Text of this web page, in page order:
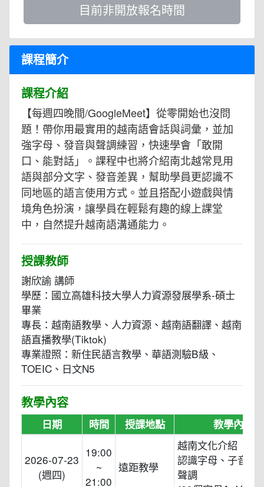
目前非開放報名時間
課程簡介
課程介紹
【每週四晚間/GoogleMeet】從零開始也沒問
題！帶你用最實用的越南語會話與詞彙，並加
強字母、發音與聲調練習，快速學會「敢開
口、能對話」。課程中也將介紹南北越常見用
語與部分文字、發音差異，幫助學員更認識不
同地區的語言使用方式。並且搭配小遊戲與情
境角色扮演，讓學員在輕鬆有趣的線上課堂
中，自然提升越南語溝通能力。
授課教師
謝欣諭 講師
學歷：國立高雄科技大學人力資源發展學系-碩士
畢業
專長：越南語教學、人力資源、越南語翻譯、越南
語直播教學(Tiktok)
專業證照：新住民語言教學、華語測驗B級、
TOEIC、日文N5
教學內容
日期 時間 授課地點 教學內容
2026-07-23
(週四)
19:00
~
21:00
遠距教學
越南文化介紹
認識字母、子音、
聲調